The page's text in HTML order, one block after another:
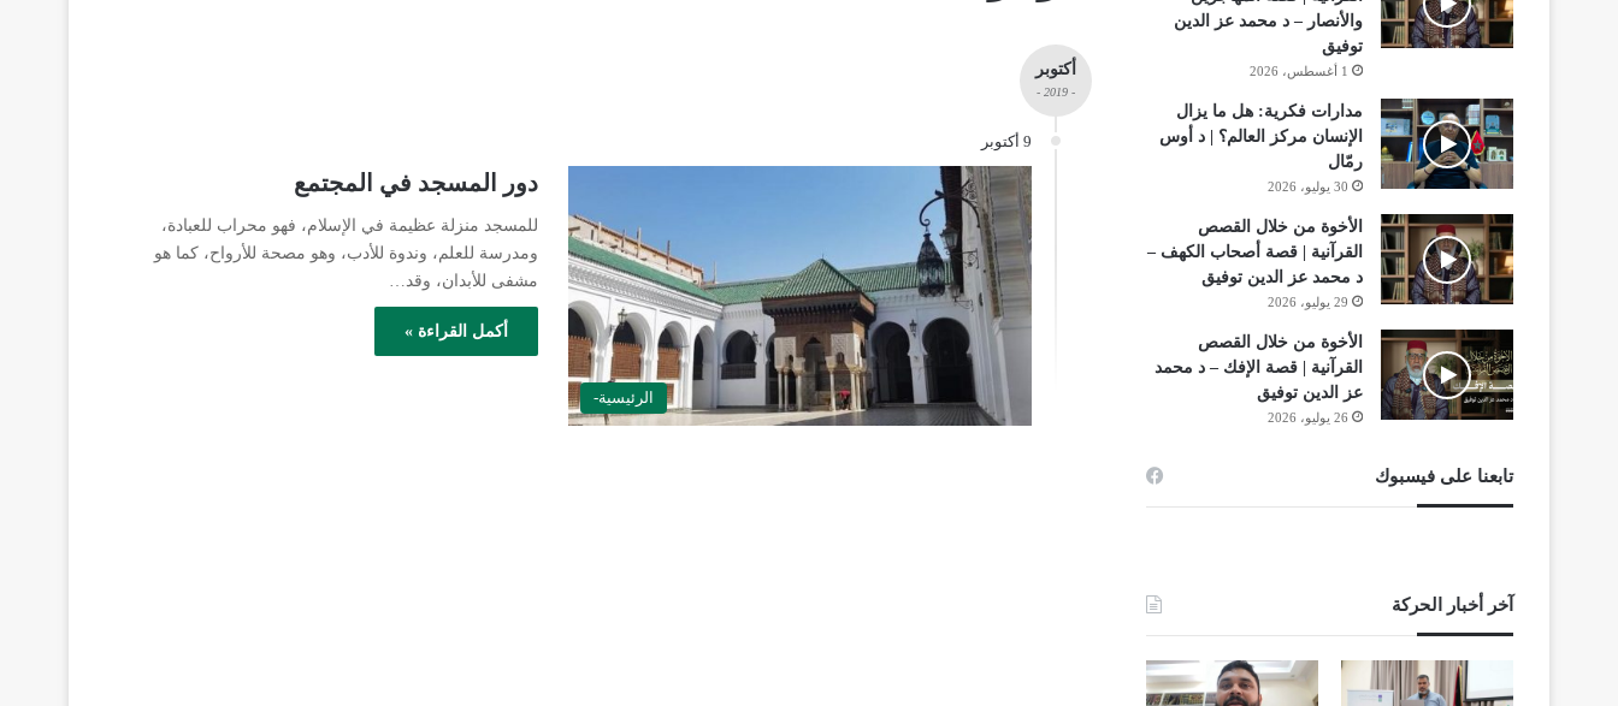
أكتوبر
- 2019 -
9 أكتوبر
الرئيسية-
دور المسجد في المجتمع
للمسجد منزلة عظيمة في الإسلام، فهو محراب للعبادة،
ومدرسة للعلم، وندوة للأدب، وهو مصحة للأرواح، كما هو
مشفى للأبدان، وقد…
أكمل القراءة »
والأنصار – د محمد عز الدين
توفيق
1 أغسطس، 2026
مدارات فكرية: هل ما يزال
الإنسان مركز العالم؟ | د أوس
رمّال
30 يوليو، 2026
الأخوة من خلال القصص
القرآنية | قصة أصحاب الكهف –
د محمد عز الدين توفيق
29 يوليو، 2026
الأخوة من خلال القصص
القرآنية | قصة الإفك – د محمد
عز الدين توفيق
26 يوليو، 2026
تابعنا على فيسبوك
آخر أخبار الحركة